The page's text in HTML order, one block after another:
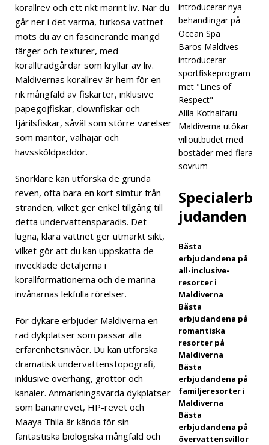
aure
ram
på
NING
&
SNO
RKLI
a
ives
korallrev och ett rikt marint liv. När du
går ner i det varma, turkosa vattnet
möts du av en fascinerande mängd
färger och texturer, med
korallträdgårdar som kryllar av liv.
Maldivernas korallrev är hem för en
rik mångfald av fiskarter, inklusive
papegojfiskar, clownfiskar och
fjärilsfiskar, såväl som större varelser
som mantor, valhajar och
havssköldpaddor.
Snorklare kan utforska de grunda
reven, ofta bara en kort simtur från
stranden, vilket ger enkel tillgång till
detta undervattensparadis. Det
lugna, klara vattnet ger utmärkt sikt,
vilket gör att du kan uppskatta de
invecklade detaljerna i
korallformationerna och de marina
invånarnas lekfulla rörelser.
För dykare erbjuder Maldiverna en
rad dykplatser som passar alla
erfarenhetsnivåer. Du kan utforska
dramatisk undervattenstopografi,
inklusive överhäng, grottor och
kanaler. Anmärkningsvärda dykplatser
som bananrevet, HP-revet och
Maaya Thila är kända för sin
fantastiska biologiska mångfald och
introducerar nya
behandlingar på
Ocean Spa
Baros Maldives
introducerar
sportfiskeprogram
met "Lines of
Respect"
Alila Kothaifaru
Maldiverna utökar
villoutbudet med
bostäder med flera
sovrum
Specialerb
judanden
Bästa
erbjudandena på
all-inclusive-
resorter i
Maldiverna
Bästa
erbjudandena på
romantiska
resorter på
Maldiverna
Bästa
erbjudandena på
familjeresorter i
Maldiverna
Bästa
erbjudandena på
övervattensvillor